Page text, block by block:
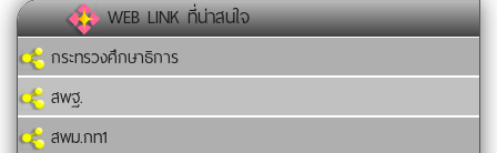
WEB LINK ที่น่าสนใจ
กระทรวงศึกษาธิการ
สพฐ.
สพม.กท1